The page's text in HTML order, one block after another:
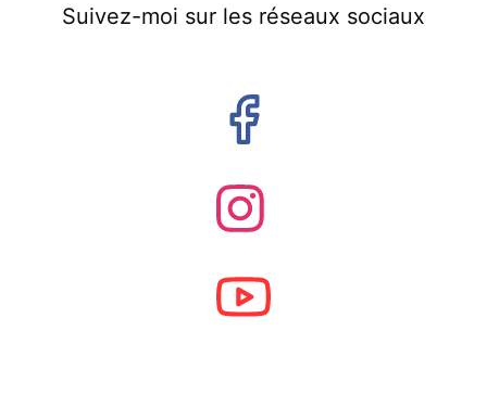
Suivez-moi sur les réseaux sociaux